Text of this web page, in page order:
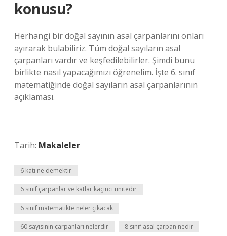
konusu?
Herhangi bir doğal sayının asal çarpanlarını onları
ayırarak bulabiliriz. Tüm doğal sayıların asal
çarpanları vardır ve keşfedilebilirler. Şimdi bunu
birlikte nasıl yapacağımızı öğrenelim. İşte 6. sınıf
matematiğinde doğal sayıların asal çarpanlarının
açıklaması.
Tarih: Makaleler
6 katı ne demektir
6 sınıf çarpanlar ve katlar kaçıncı ünitedir
6 sınıf matematikte neler çıkacak
60 sayısının çarpanları nelerdir 8 sınıf asal çarpan nedir